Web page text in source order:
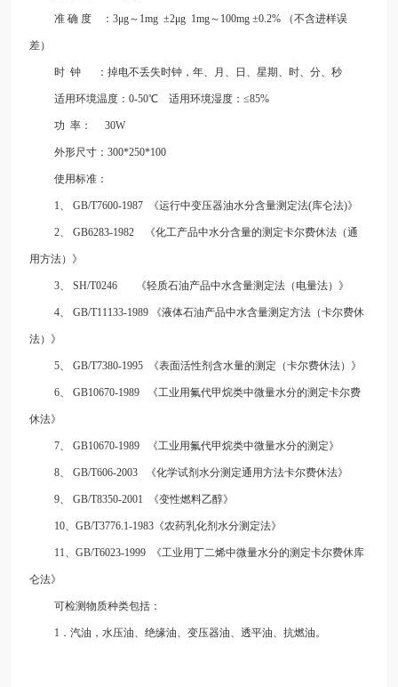
准 确 度 ：3μg～1mg ±2μg 1mg～100mg ±0.2% （不含进样误
差）
时 钟 ：掉电不丢失时钟，年、月、日、星期、时、分、秒
适用环境温度：0-50℃ 适用环境湿度：≤85%
功 率： 30W
外形尺寸：300*250*100
使用标准：
1、 GB/T7600-1987 《运行中变压器油水分含量测定法(库仑法)》
2、 GB6283-1982 《化工产品中水分含量的测定卡尔费休法（通
用方法）》
3、 SH/T0246 《轻质石油产品中水含量测定法（电量法）》
4、 GB/T11133-1989 《液体石油产品中水含量测定方法（卡尔费休
法）》
5、 GB/T7380-1995 《表面活性剂含水量的测定（卡尔费休法）》
6、 GB10670-1989 《工业用氟代甲烷类中微量水分的测定卡尔费
休法》
7、 GB10670-1989 《工业用氟代甲烷类中微量水分的测定》
8、 GB/T606-2003 《化学试剂水分测定通用方法卡尔费休法》
9、 GB/T8350-2001 《变性燃料乙醇》
10、GB/T3776.1-1983《农药乳化剂水分测定法》
11、GB/T6023-1999 《工业用丁二烯中微量水分的测定卡尔费休库
仑法》
可检测物质种类包括：
1．汽油，水压油、绝缘油、变压器油、透平油、抗燃油。